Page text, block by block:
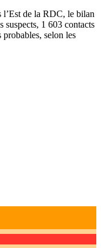
l’Est de la RDC, le bilan
suspects, 1 603 contacts
probables, selon les